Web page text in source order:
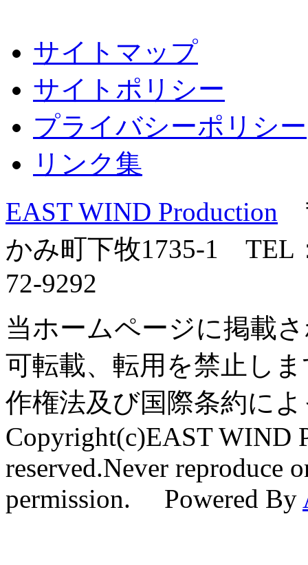
サイトマップ
サイトポリシー
プライバシーポリシー
リンク集
EAST WIND Production
かみ町下牧1735-1 TEL
72-9292
当ホームページに掲載
可転載、転用を禁止し
作権法及び国際条約に
Copyright(c)EAST WIND
reserved.Never reproduce
permission. Powered By